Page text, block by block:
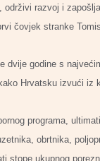
održivi razvoj i
čovjek stranke
dvije godine s
Hrvatsku izvući iz
programa,
obrtnika,
stope ukupnog